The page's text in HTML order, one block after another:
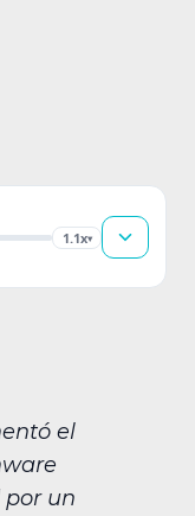
1.1x▾
el
un